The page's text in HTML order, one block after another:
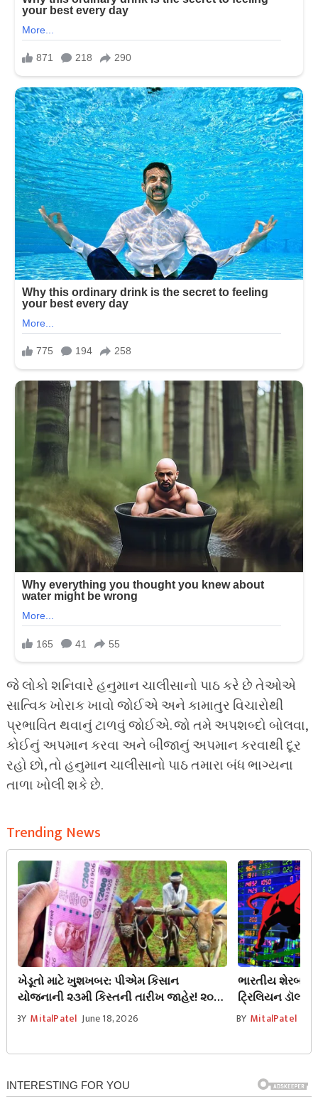
જે લોકો શનિવારે હનુમાન ચાલીસાનો પાઠ કરે છે તેઓએ
સાત્વિક ખોરાક ખાવો જોઈએ અને કામાતુર વિચારોથી
પ્રભાવિત થવાનું ટાળવું જોઈએ. જો તમે અપશબ્દો બોલવા,
કોઈનું અપમાન કરવા અને બીજાનું અપમાન કરવાથી દૂર
રહો છો, તો હનુમાન ચાલીસાનો પાઠ તમારા બંધ ભાગ્યના
તાળા ખોલી શકે છે.
Trending News
ખેડૂતો માટે ખુશખબર: પીએમ કિસાન
યોજનાની ૨૩મી કિસ્તની તારીખ જાહેર! ૨૦
જૂને ખાતામાં આવશે ૨૦૦૦ રૂપિયા
BY MitalPatel June 18, 2026
ભારતીય
ટ્રિલિયન
રોકાણકારો
BY MitalPatel